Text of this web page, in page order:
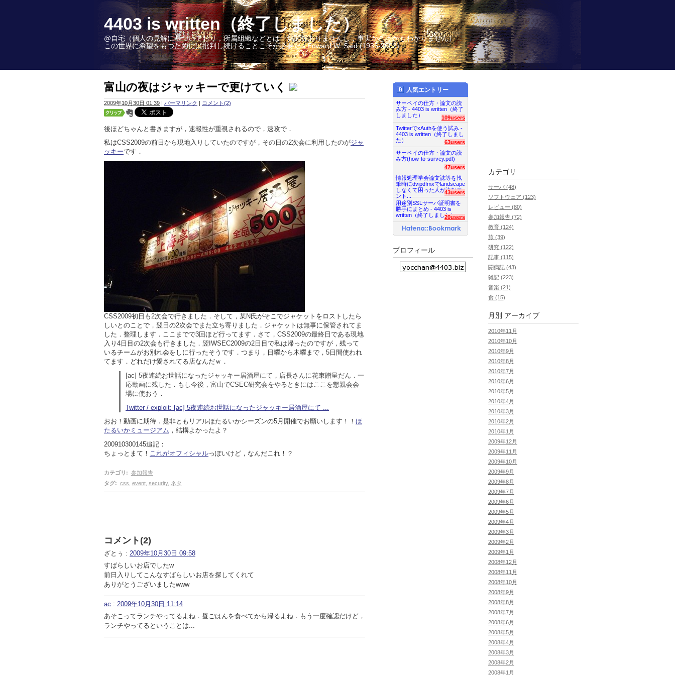
4403 is written（終了しました）
@自宅（個人の見解に基づいており，所属組織などとは一切関係ありませんし，事実かどうかもわかりません）
この世界に希望をもつためには批判し続けることこそが必要だ - Edward W. Said (1935-2003)
富山の夜はジャッキーで更けていく
2009年10月30日 01:39 | パーマリンク | コメント(2)
後ほどちゃんと書きますが，速報性が重視されるので，速攻で．
私はCSS2009の前日から現地入りしていたのですが，その日の2次会に利用したのがジャ
ッキーです．
CSS2009初日も2次会で行きました．そして，某N氏がそこでジャケットをロストしたら
しいとのことで，翌日の2次会でまた立ち寄りました．ジャケットは無事に保管されてま
した．整理します．ここまでで3回ほど行ってます．さて，CSS2009の最終日である現地
入り4日目の2次会も行きました．翌IWSEC2009の2日目で私は帰ったのですが，残って
いるチームがお別れ会をしに行ったそうです．つまり，日曜から木曜まで，5日間使われ
てます．どれだけ愛されてる店なんだｗ．
[ac] 5夜連続お世話になったジャッキー居酒屋にて，店長さんに花束贈呈だん．一
応動画に残した．もし今後，富山でCSEC研究会をやるときにはここを懇親会会
場に使おう．
Twitter / exploit: [ac] 5夜連続お世話になったジャッキー居酒屋にて ...
おお！動画に期待．是非ともリアルほたるいかシーズンの5月開催でお願いします！！ ほ
たるいかミュージアム ，結構よかったよ？
200910300145追記：
ちょっとまて！ これがオフィシャルっぽいけど，なんだこれ！？
カテゴリ : 参加報告
タグ: css event, security, ネタ
コメント(2)
ざとぅ : 2009年10月30日 09:58
すばらしいお店でしたw
前日入りしてこんなすばらしいお店を探してくれて
ありがとうございましたwww
ac : 2009年10月30日 11:14
あそこってランチやってるよね．昼ごはんを食べてから帰るよね．もう一度確認だけど，
ランチやってるということは...
カテゴリ
サーバ (48)
ソフトウェア (123)
レビュー (80)
参加報告 (72)
教育 (124)
旅 (39)
研究 (122)
記事 (115)
闘病記 (43)
雑記 (223)
音楽 (21)
食 (15)
月別 アーカイブ
2010年11月
2010年10月
2010年9月
2010年8月
2010年7月
2010年6月
2010年5月
2010年4月
2010年3月
2010年2月
2010年1月
2009年12月
2009年11月
2009年10月
2009年9月
2009年8月
2009年7月
2009年6月
2009年5月
2009年4月
2009年3月
2009年2月
2009年1月
2008年12月
2008年11月
2008年10月
2008年9月
2008年8月
2008年7月
2008年6月
2008年5月
2008年4月
2008年3月
2008年2月
2008年1月
人気エントリー
サーベイの仕方・論文の読
み方 - 4403 is written（終了
しました）
109users
TwitterでxAuthを使う試み -
4403 is written（終了しまし
た）
63users
サーベイの仕方・論文の読
み方(how-to-survey.pdf)
47users
情報処理学会論文誌等を執
筆時にdvipdfmxでlandscape
しなくて困った人が読むエ
ント...
43users
用途別SSLサーバ証明書を
勝手にまとめ - 4403 is
written（終了しました）
20users
プロフィール